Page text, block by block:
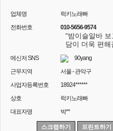
업체명
럭키노래빠
전화번호
010-5656-9574
"밤이슬알바
담이 더욱 편해
메신저 SNS
90yang
근무지역
서울 - 관악구
사업자등록번호
18924******
상호
럭키노래빠
대표자명
박**
스크랩하기 프린트하기